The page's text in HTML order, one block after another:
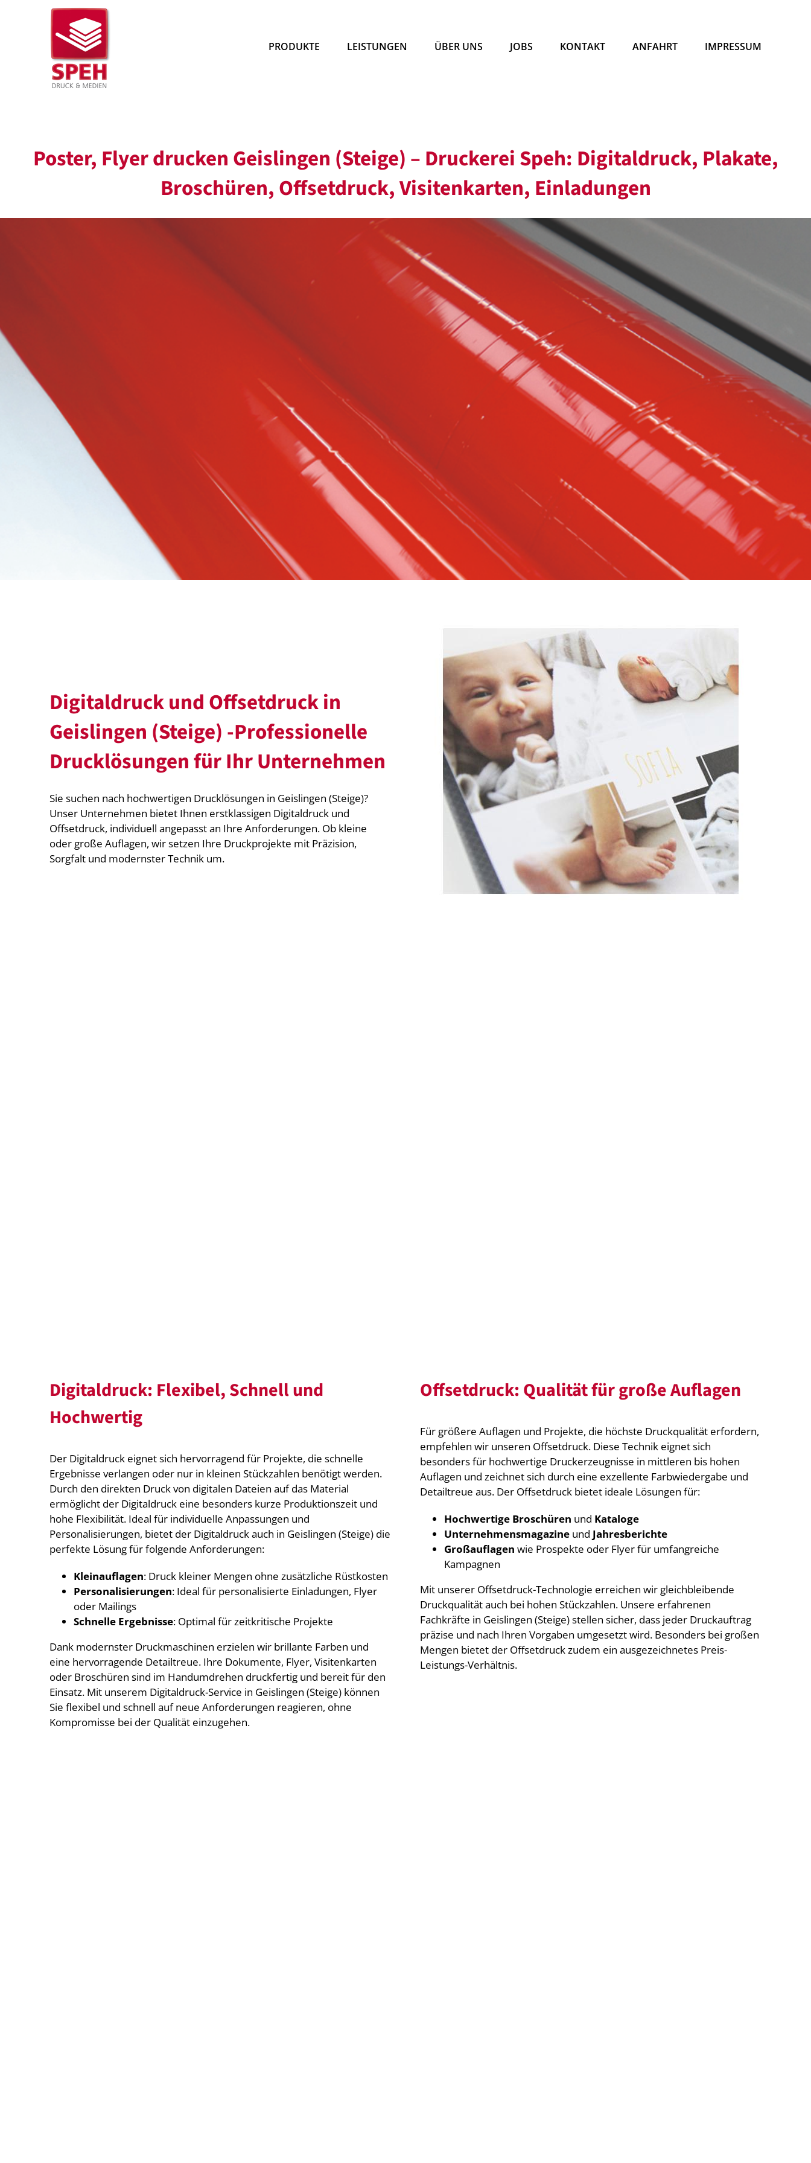
PRODUKTE LEISTUNGEN ÜBER UNS JOBS KONTAKT ANFAHRT IMPRESSUM
Poster, Flyer drucken Geislingen (Steige) – Druckerei Speh: Digitaldruck, Plakate,
Broschüren, Offsetdruck, Visitenkarten, Einladungen
Digitaldruck und Offsetdruck in
Geislingen (Steige) -Professionelle
Drucklösungen für Ihr Unternehmen
Sie suchen nach hochwertigen Drucklösungen in Geislingen (Steige)?
Unser Unternehmen bietet Ihnen erstklassigen Digitaldruck und
Offsetdruck, individuell angepasst an Ihre Anforderungen. Ob kleine
oder große Auflagen, wir setzen Ihre Druckprojekte mit Präzision,
Sorgfalt und modernster Technik um.
Digitaldruck: Flexibel, Schnell und
Hochwertig
Der Digitaldruck eignet sich hervorragend für Projekte, die schnelle
Ergebnisse verlangen oder nur in kleinen Stückzahlen benötigt werden.
Durch den direkten Druck von digitalen Dateien auf das Material
ermöglicht der Digitaldruck eine besonders kurze Produktionszeit und
hohe Flexibilität. Ideal für individuelle Anpassungen und
Personalisierungen, bietet der Digitaldruck auch in Geislingen (Steige) die
perfekte Lösung für folgende Anforderungen:
Kleinauflagen: Druck kleiner Mengen ohne zusätzliche Rüstkosten
Personalisierungen: Ideal für personalisierte Einladungen, Flyer
oder Mailings
Schnelle Ergebnisse: Optimal für zeitkritische Projekte
Dank modernster Druckmaschinen erzielen wir brillante Farben und
eine hervorragende Detailtreue. Ihre Dokumente, Flyer, Visitenkarten
oder Broschüren sind im Handumdrehen druckfertig und bereit für den
Einsatz. Mit unserem Digitaldruck-Service in Geislingen (Steige) können
Sie flexibel und schnell auf neue Anforderungen reagieren, ohne
Kompromisse bei der Qualität einzugehen.
Offsetdruck: Qualität für große Auflagen
Für größere Auflagen und Projekte, die höchste Druckqualität erfordern,
empfehlen wir unseren Offsetdruck. Diese Technik eignet sich
besonders für hochwertige Druckerzeugnisse in mittleren bis hohen
Auflagen und zeichnet sich durch eine exzellente Farbwiedergabe und
Detailtreue aus. Der Offsetdruck bietet ideale Lösungen für:
Hochwertige Broschüren und Kataloge
Unternehmensmagazineund Jahresberichte
Großauflagen wie Prospekte oder Flyer für umfangreiche
Kampagnen
Mit unserer Offsetdruck-Technologie erreichen wir gleichbleibende
Druckqualität auch bei hohen Stückzahlen. Unsere erfahrenen
Fachkräfte in Geislingen (Steige) stellen sicher, dass jeder Druckauftrag
präzise und nach Ihren Vorgaben umgesetzt wird. Besonders bei großen
Mengen bietet der Offsetdruck zudem ein ausgezeichnetes Preis-
Leistungs-Verhältnis.